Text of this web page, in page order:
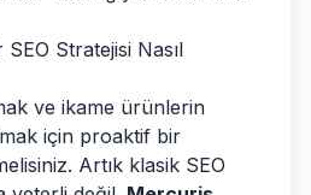
Stratejisi Nasıl
ve ikame ürünlerin
için proaktif bir
Artık klasik SEO